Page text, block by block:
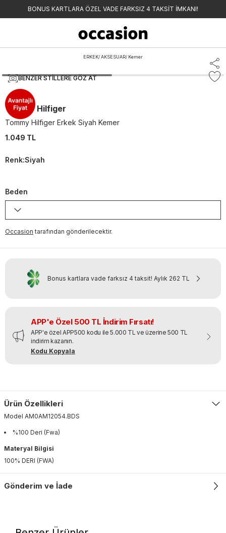
BONUS KARTLARA ÖZEL VADE FARKSIZ 4 TAKSİT İMKANI!
ERKEK/AKSESUAR/ Kemer
BENZER STILLERE GÖZ AT
Tommy Hilfiger
Tommy Hilfiger Erkek Siyah Kemer
1.049 TL
Renk:Siyah
Beden
Occasion tarafından gönderilecektir.
Bonus kartlara vade farksız 4 taksit! Aylık 262 TL
APP'e Özel 500 TL İndirim Fırsatı!
APP'e özel APP500 kodu ile 5.000 TL ve üzerine 500 TL
indirim kazanın.
Kodu Kopyala
Ürün Özellikleri
Model AM0AM12054.BDS
%100 Deri (Fwa)
Materyal Bilgisi
100% DERI (FWA)
Gönderim ve İade